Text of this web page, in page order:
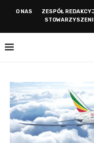
O NAS ZESPÓŁ